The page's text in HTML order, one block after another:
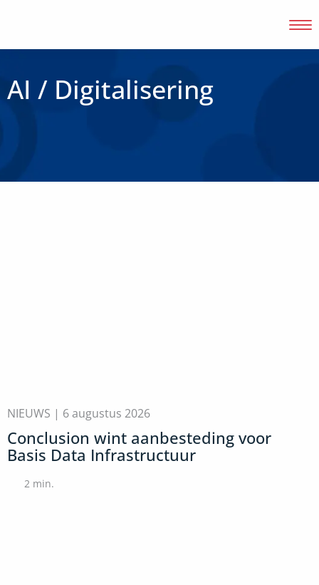
AI / Digitalisering
NIEUWS | 6 augustus 2026
Conclusion wint aanbesteding voor
Basis Data Infrastructuur
2 min.